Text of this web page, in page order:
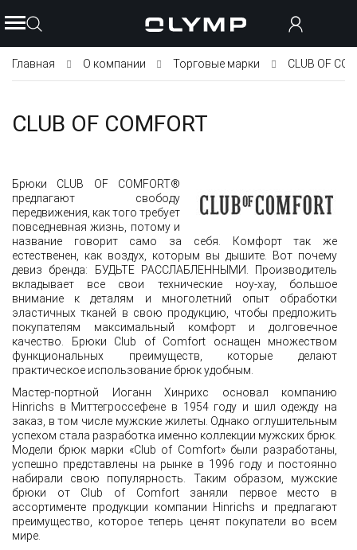
Главная О компании Торговые марки CLUB OF
CLUB OF COMFORT
Брюки CLUB OF COMFORT®
предлагают свободу
передвижения, как того требует
повседневная жизнь, потому и
название говорит само за себя. Комфорт так же
естественен, как воздух, которым вы дышите. Вот почему
девиз бренда: БУДЬТЕ РАССЛАБЛЕННЫМИ. Производитель
вкладывает все свои технические ноу-хау, большое
внимание к деталям и многолетний опыт обработки
эластичных тканей в свою продукцию, чтобы предложить
покупателям максимальный комфорт и долговечное
качество. Брюки Club of Comfort оснащен множеством
функциональных преимуществ, которые делают
практическое использование брюк удобным.
Мастер-портной Иоганн Хинрихс основал компанию
Hinrichs в Миттегроссефене в 1954 году и шил одежду на
заказ, в том числе мужские жилеты. Однако оглушительным
успехом стала разработка именно коллекции мужских брюк.
Модели брюк марки «Club of Comfort» были разработаны,
успешно представлены ​​на рынке в 1996 году и постоянно
набирали свою популярность. Таким образом, мужские
брюки от Club of Comfort заняли первое место в
ассортименте продукции компании Hinrichs и предлагают
преимущество, которое теперь ценят покупатели во всем
мире.